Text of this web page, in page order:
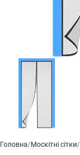
Головна Москітні сітки